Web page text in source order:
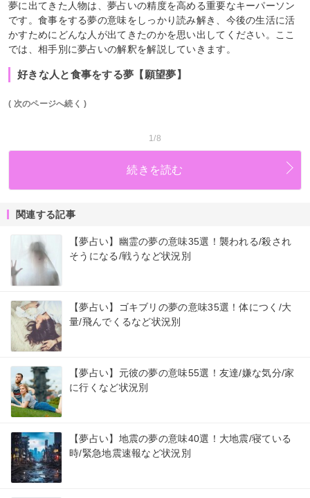
夢に出てきた人物は、夢占いの精度を高める重要なキーパーソン
です。食事をする夢の意味をしっかり読み解き、今後の生活に活
かすためにどんな人が出てきたのかを思い出してください。ここ
では、相手別に夢占いの解釈を解説していきます。
好きな人と食事をする夢【願望夢】
( 次のページへ続く )
1/8
続きを読む
関連する記事
【夢占い】幽霊の夢の意味35選！襲われる/殺され
そうになる/戦うなど状況別
【夢占い】ゴキブリの夢の意味35選！体につく/大
量/飛んでくるなど状況別
【夢占い】元彼の夢の意味55選！友達/嫌な気分/家
に行くなど状況別
【夢占い】地震の夢の意味40選！大地震/寝ている
時/緊急地震速報など状況別